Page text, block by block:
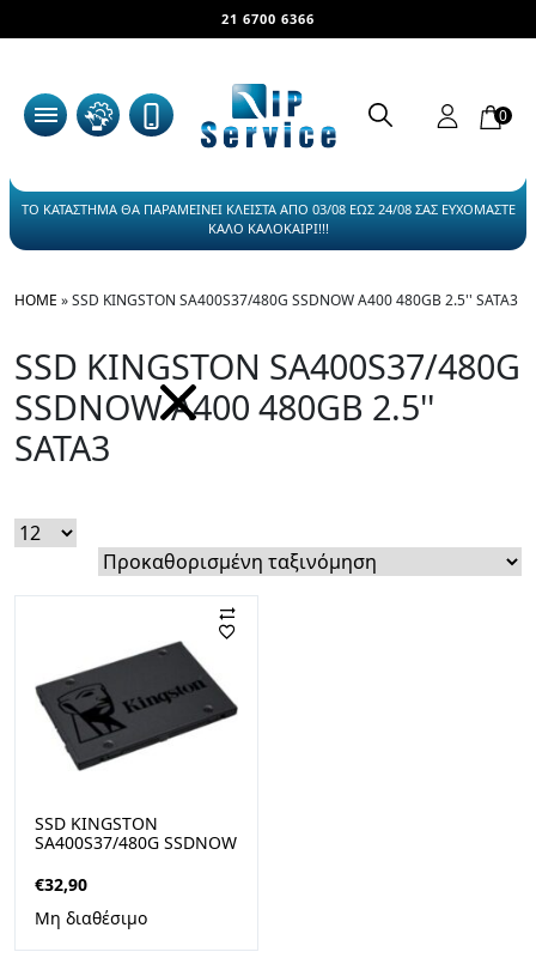
21 6700 6366
0
ΤΟ ΚΑΤΑΣΤΗΜΑ ΘΑ ΠΑΡΑΜΕΙΝΕΙ ΚΛΕΙΣΤΑ ΑΠΟ 03/08 ΕΩΣ 24/08 ΣΑΣ ΕΥΧΟΜΑΣΤΕ
ΚΑΛΟ ΚΑΛΟΚΑΙΡΙ!!!
HOME »SSD KINGSTON SA400S37/480G SSDNOW A400 480GB 2.5'' SATA3
SSD KINGSTON SA400S37/480G
SSDNOW A400 480GB 2.5''
SATA3
SSD KINGSTON
SA400S37/480G SSDNOW
€32,90
Μη διαθέσιμο